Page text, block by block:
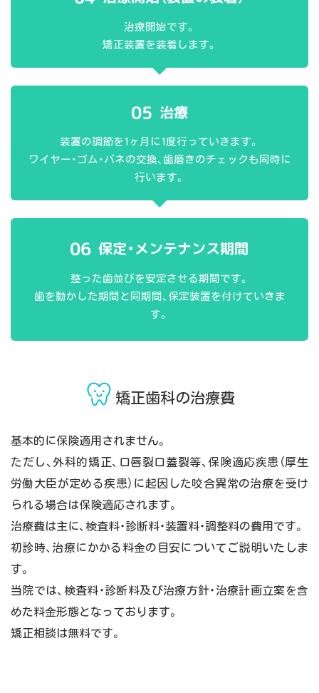
治療開始です。
矯正装置を装着します。
05 治療
装置の調節を1ヶ月に1度行っていきます。
ワイヤー・ゴム・バネの交換、歯磨きのチェックも同時に
行います。
06 保定・メンテナンス期間
整った歯並びを安定させる期間です。
歯を動かした期間と同期間、保定装置を付けていきま
す。
矯正歯科の治療費
基本的に保険適用されません。
ただし、外科的矯正、口唇裂口蓋裂等、保険適応疾患（厚生
労働大臣が定める疾患）に起因した咬合異常の治療を受け
られる場合は保険適応されます。
治療費は主に、検査料・診断料・装置料・調整料の費用です。
初診時、治療にかかる料金の目安についてご説明いたしま
す。
当院では、検査料・診断料及び治療方針・治療計画立案を含
めた料金形態となっております。
矯正相談は無料です。